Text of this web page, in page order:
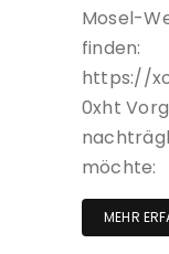
Mosel-
finden:
https://
0xht
möchte:
MEHR